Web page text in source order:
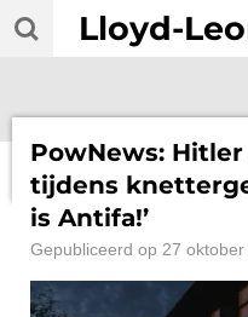
Ga
Lloyd-
PowNews:
tijdens
is Antifa!’
Gepubliceerd op 27